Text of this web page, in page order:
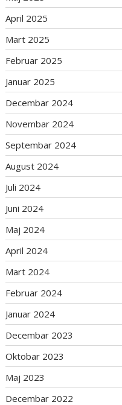
April 2025
Mart 2025
Februar 2025
Januar 2025
Decembar 2024
Novembar 2024
Septembar 2024
August 2024
Juli 2024
Juni 2024
Maj 2024
April 2024
Mart 2024
Februar 2024
Januar 2024
Decembar 2023
Oktobar 2023
Maj 2023
Decembar 2022